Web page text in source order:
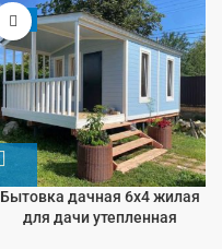
-9%
Бытовка дачная 6х4 жилая
для дачи утепленная